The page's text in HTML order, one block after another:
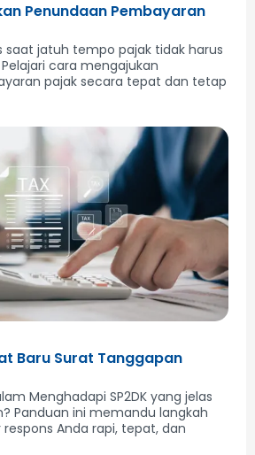
Penundaan Pembayaran
saat jatuh tempo pajak tidak harus
cara mengajukan
pajak secara tepat dan tetap
Baru Surat Tanggapan
Menghadapi SP2DK yang jelas
Panduan ini memandu langkah
Anda rapi, tepat, dan